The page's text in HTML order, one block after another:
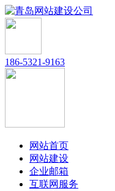
186-5321-9163
网站首页
网站建设
企业邮箱
互联网服务